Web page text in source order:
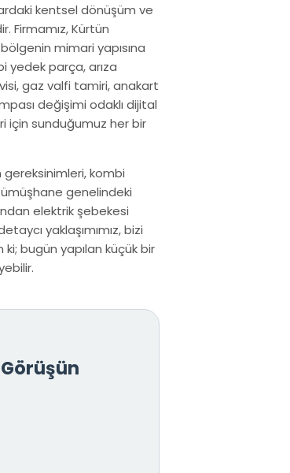
kentsel dönüşüm ve
Firmamız, Kürtün
mimari yapısına
yedek parça, arıza
gaz valfi tamiri, anakart
değişimi odaklı dijital
için sunduğumuz her bir
gereksinimleri, kombi
genelindeki
elektrik şebekesi
yaklaşımımız, bizi
bugün yapılan küçük bir